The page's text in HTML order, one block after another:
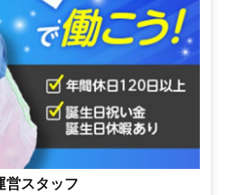
営スタッフ